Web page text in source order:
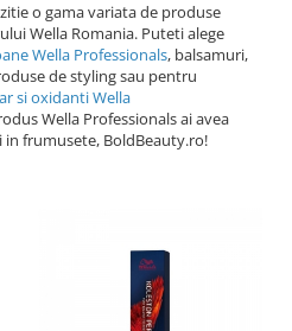
o gama variata de produse
Wella Romania. Puteti alege
Wella Professionals, balsamuri,
de styling sau pentru
si oxidanti Wella
Wella Professionals ai avea
in frumusete, BoldBeauty.ro!